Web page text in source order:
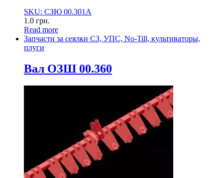
SKU: СЗЮ 00.301А
1.0 грн.
Read more
Запчасти за сеялки СЗ, УПС, No-Till, культиваторы,
плуги
Вал ОЗШ 00.360